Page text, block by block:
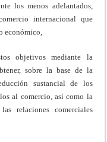
los menos adelantados,
internacional que
económico,
objetivos mediante la
sobre la base de la
sustancial de los
al comercio, así como la
relaciones comerciales